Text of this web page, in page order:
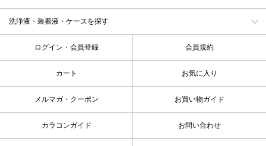
洗浄液・装着液・ケースを探す
ログイン・会員登録 会員規約
カート お気に入り
メルマガ・クーポン お買い物ガイド
カラコンガイド お問い合わせ